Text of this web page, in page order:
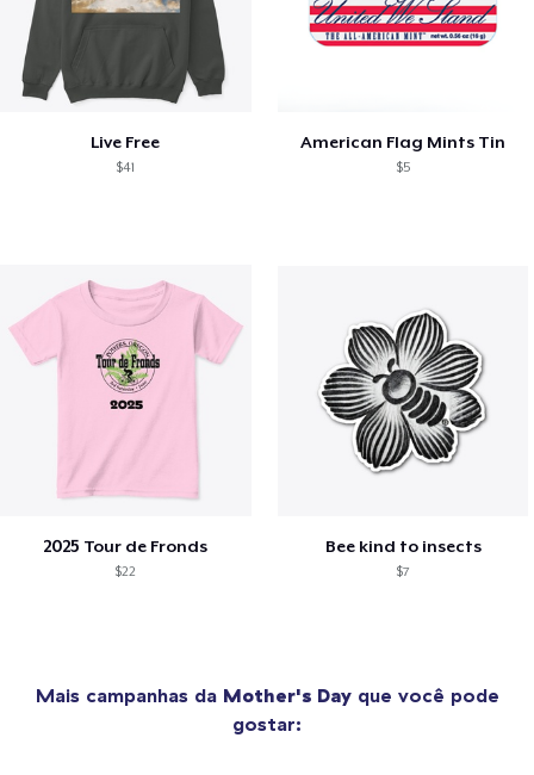
Live Free
$41
American Flag Mints Tin
$5
2025 Tour de Fronds
$22
Bee kind to insects
$7
Mais campanhas da Mother's Dayque você pode
gostar: